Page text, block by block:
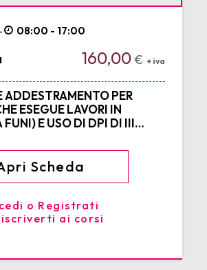
- 08:00 - 17:00
160,00€ + iva
ADDESTRAMENTO PER
ESEGUE LAVORI IN
E USO DI DPI DI III
Scheda
o Registrati
iscriverti ai corsi